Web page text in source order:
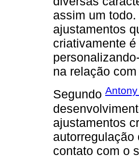
assim um
ajustamentos
criativamente
na relação
Segundo
ajustamentos
autorregulação
contato com o